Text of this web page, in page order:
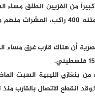
الايطالية، ويحمل على متنه
أن هناك قارب غرق
من بنغازي الليبية السبت